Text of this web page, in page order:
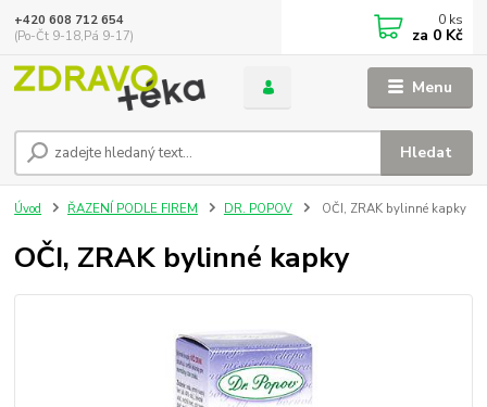
Menu
Hledat
+420 608 712 654
(Po-Čt 9-18,Pá 9-17)
0 ks
za 0 Kč
Úvod ŘAZENÍ PODLE FIREM DR. POPOV OČI, ZRAK bylinné kapky
OČI, ZRAK bylinné kapky